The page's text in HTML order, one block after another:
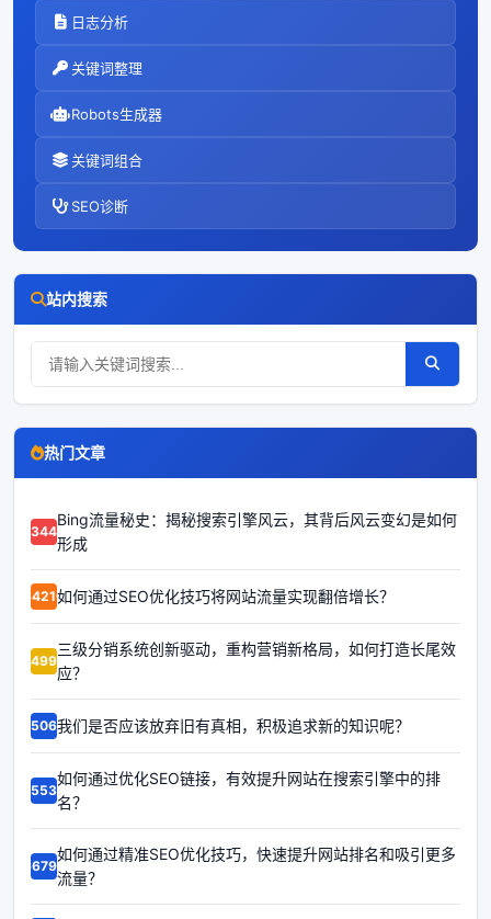
日志分析
关键词整理
Robots生成器
关键词组合
SEO诊断
站内搜索
热门文章
63446
Bing流量秘史：揭秘搜索引擎风云，其背后风云变幻是如何
形成
64210如何通过SEO优化技巧将网站流量实现翻倍增长？
64993
三级分销系统创新驱动，重构营销新格局，如何打造长尾效
应？
65062我们是否应该放弃旧有真相，积极追求新的知识呢？
65535
如何通过优化SEO链接，有效提升网站在搜索引擎中的排
名？
66790
如何通过精准SEO优化技巧，快速提升网站排名和吸引更多
流量？